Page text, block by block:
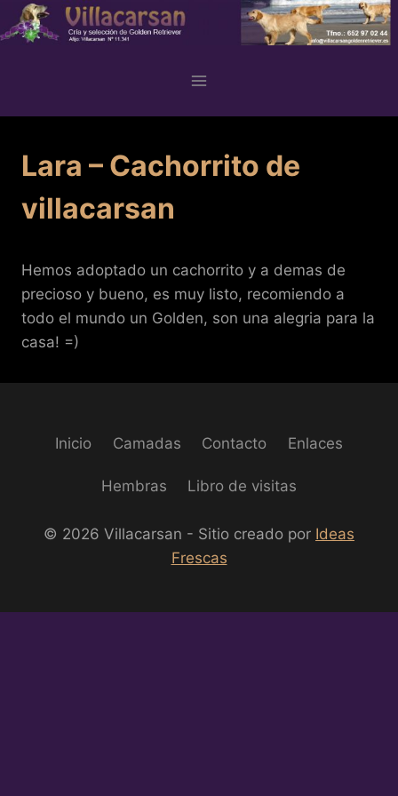
Skip
to
Lara – Cachorrito de
villacarsan
Hemos adoptado un cachorrito y a demas de
precioso y bueno, es muy listo, recomiendo a
todo el mundo un Golden, son una alegria para la
casa! =)
Inicio Camadas Contacto Enlaces
Hembras Libro de visitas
© 2026 Villacarsan - Sitio creado por Ideas
Frescas